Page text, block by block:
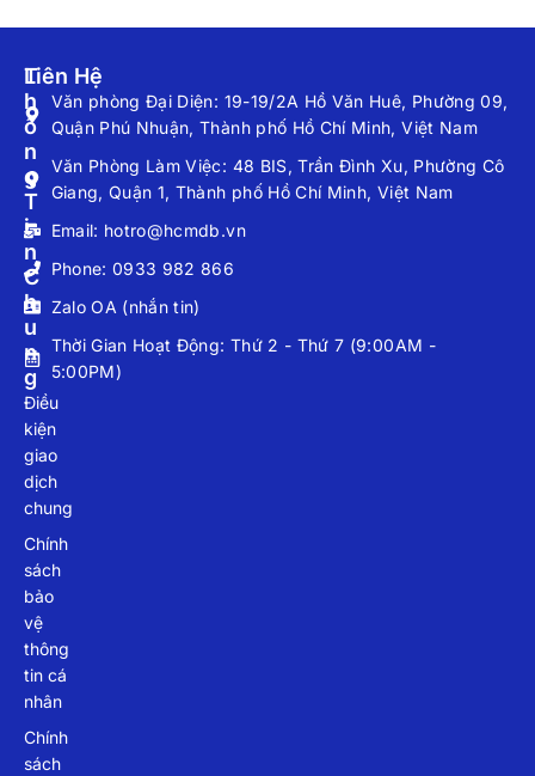
T
H
Ô
N
G
T
I
N
C
H
U
N
G
Điều
kiện
giao
dịch
chung
Chính
sách
bảo
vệ
thông
tin cá
nhân
Chính
sách
Liên Hệ
Văn phòng Đại Diện: 19-19/2A Hồ Văn Huê, Phường 09,
Quận Phú Nhuận, Thành phố Hồ Chí Minh, Việt Nam
Văn Phòng Làm Việc: 48 BIS, Trần Đình Xu, Phường Cô
Giang, Quận 1, Thành phố Hồ Chí Minh, Việt Nam
Email: hotro@hcmdb.vn
Phone: 0933 982 866
Zalo OA (nhắn tin)
Thời Gian Hoạt Động: Thứ 2 - Thứ 7 (9:00AM -
5:00PM)